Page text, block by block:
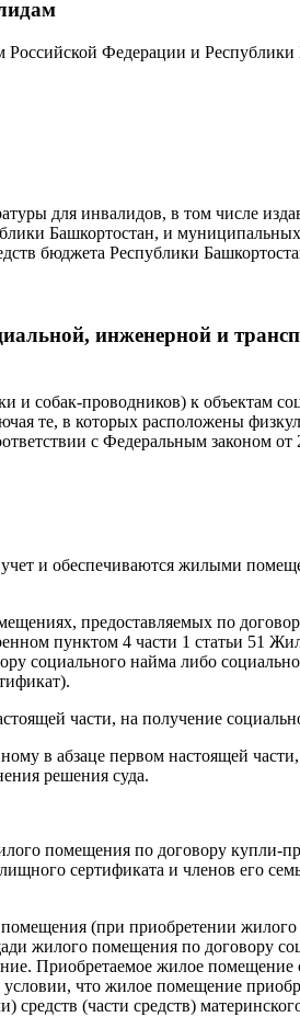
Российской Федерации и
для инвалидов, в том числе
Башкортостан, и
бюджета Республики
инженерной и
и собак-проводников) к объектам
те, в которых расположены
с Федеральным законом
и обеспечиваются жилыми
предоставляемых по
пунктом 4 части 1 статьи 51
социального найма либо
части, на получение
в абзаце первом настоящей
решения суда.
помещения по договору купли-
сертификата и членов его
(при приобретении
жилого помещения по договору
Приобретаемое жилое помещение
что жилое помещение
(части средств)